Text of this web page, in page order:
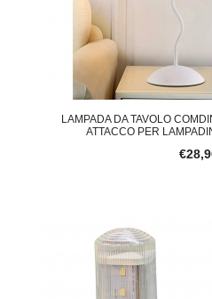
LAMPADA DA TAVOLO
ATTACCO PER